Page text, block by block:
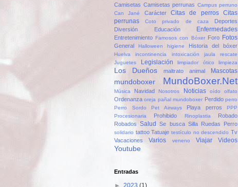
Camisetas Camisetas perrunas Campus perruno
Can Jané
Carácter Citas de perros Citas
perrunas
Coto privado de caza
Deportes
Diversión
Educación Enfermedades
Entretenimiento Famosos con Bóxer Foro Fotos
General Halloween higiene Historia del bóxer
Huelva incontinencia intoxicación
jaula rescate
Juguetes
Legislación limpiador ótico limpieza
Los Dueños maltrato animal Mascotas
mundoboxer MundoBoxer.Net
Música Navidad Nosotros Noticias oído olfato
Ordenanza oreja pañal mundoboxer Perdido perro
Perro Sordo
Pet Airways Playa perros
PPP
Procesionaria
Prohibido Rinoplastia
Robado
Robados Salud Se busca Silla Ruedas Perro
solidario tattoo Tatuaje testículo no descendido Tv
Vacaciones
Varios veneno Viajar Videos
Youtube
Entradas
► 2023 (1)